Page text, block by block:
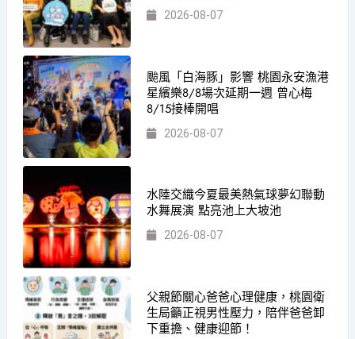
2026-08-07
颱風「白海豚」影響 桃園永安漁港
星繽樂8/8場次延期一週 曾心梅
8/15接棒開唱
2026-08-07
水陸交織今夏最美熱氣球夢幻聯動
水舞展演 點亮池上大坡池
2026-08-07
父親節關心爸爸心理健康，桃園衛
生局籲正視男性壓力，陪伴爸爸卸
下重擔、健康迎節！